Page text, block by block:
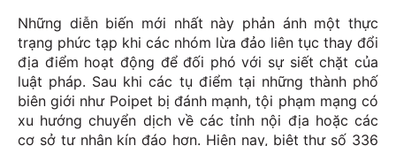
Những diễn biến mới nhất này phản ánh một thực
trạng phức tạp khi các nhóm lừa đảo liên tục thay đổi
địa điểm hoạt động để đối phó với sự siết chặt của
luật pháp. Sau khi các tụ điểm tại những thành phố
biên giới như Poipet bị đánh mạnh, tội phạm mạng có
xu hướng chuyển dịch về các tỉnh nội địa hoặc các
cơ sở tư nhân kín đáo hơn. Hiện nay, biệt thự số 336